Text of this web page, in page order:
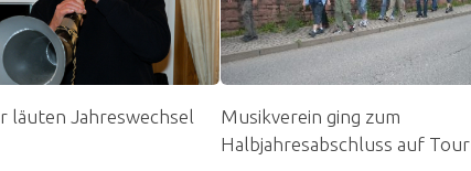
läuten Jahreswechsel
Musikverein ging zum
Halbjahresabschluss auf Tour